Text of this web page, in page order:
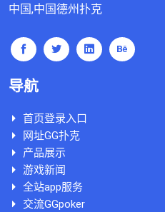
中国,中国德州扑克
导航
首页登录入口
网址GG扑克
产品展示
游戏新闻
全站app服务
交流GGpoker